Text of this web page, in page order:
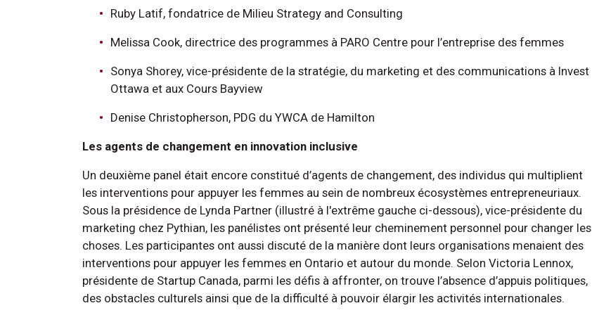
Ruby Latif, fondatrice de Milieu Strategy and Consulting
Melissa Cook, directrice des programmes à PARO Centre pour l’entreprise des femmes
Sonya Shorey, vice-présidente de la stratégie, du marketing et des communications à Invest
Ottawa et aux Cours Bayview
Denise Christopherson, PDG du YWCA de Hamilton
Les agents de changement en innovation inclusive
Un deuxième panel était encore constitué d’agents de changement, des individus qui multiplient
les interventions pour appuyer les femmes au sein de nombreux écosystèmes entrepreneuriaux.
Sous la présidence de Lynda Partner (illustré à l'extrême gauche ci-dessous), vice-présidente du
marketing chez Pythian, les panélistes ont présenté leur cheminement personnel pour changer les
choses. Les participantes ont aussi discuté de la manière dont leurs organisations menaient des
interventions pour appuyer les femmes en Ontario et autour du monde. Selon Victoria Lennox,
présidente de Startup Canada, parmi les défis à affronter, on trouve l’absence d’appuis politiques,
des obstacles culturels ainsi que de la difficulté à pouvoir élargir les activités internationales.